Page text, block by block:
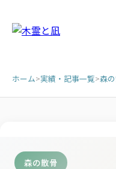
ホーム>実績・記事一覧>森
森の散骨